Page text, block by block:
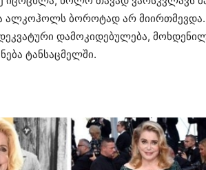
ალკოჰოლს ბოროტად არ მიირთმევდა.
დამოკიდებულება,
ტანსაცმელში.